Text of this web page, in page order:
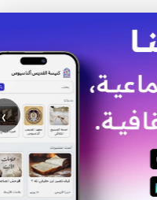
‹
بحث في
الأكثر بحثًا: خبزنا
الرئيسية